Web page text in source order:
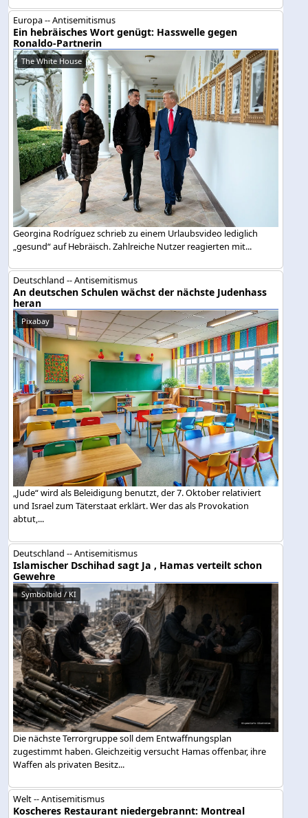
Europa -- Antisemitismus
Ein hebräisches Wort genügt: Hasswelle gegen
Ronaldo-Partnerin
The White House
Georgina Rodríguez schrieb zu einem Urlaubsvideo lediglich
„gesund“ auf Hebräisch. Zahlreiche Nutzer reagierten mit...
Deutschland -- Antisemitismus
An deutschen Schulen wächst der nächste Judenhass
heran
Pixabay
„Jude“ wird als Beleidigung benutzt, der 7. Oktober relativiert
und Israel zum Täterstaat erklärt. Wer das als Provokation
abtut,...
Deutschland -- Antisemitismus
Islamischer Dschihad sagt Ja , Hamas verteilt schon
Gewehre
Symbolbild / KI
Die nächste Terrorgruppe soll dem Entwaffnungsplan
zugestimmt haben. Gleichzeitig versucht Hamas offenbar, ihre
Waffen als privaten Besitz...
Welt -- Antisemitismus
Koscheres Restaurant niedergebrannt: Montreal